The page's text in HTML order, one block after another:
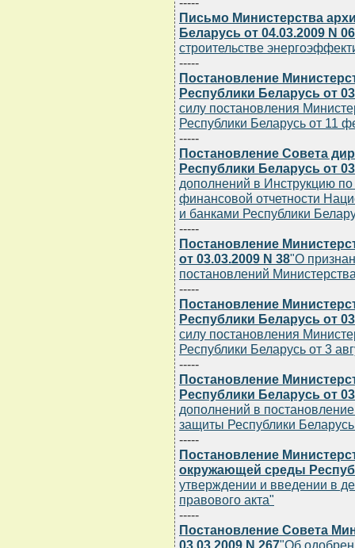
Письмо Министерства
Беларусь от 04.03.2009 N
строительстве
-----
Постановление
Республики Беларусь от
силу постановления
Республики Беларусь от 11
-----
Постановление Совета
Республики Беларусь от
дополнений в Инструкцию
финансовой отчетности
и банками Республики
-----
Постановление
от 03.03.2009 N 38"О
постановлений
-----
Постановление
Республики Беларусь от
силу постановления
Республики Беларусь от 3
-----
Постановление
Республики Беларусь от
дополнений в
защиты Республики
-----
Постановление
окружающей среды
утверждении и введении в
правового акта"
-----
Постановление Совета
03.03.2009 N 267"Об